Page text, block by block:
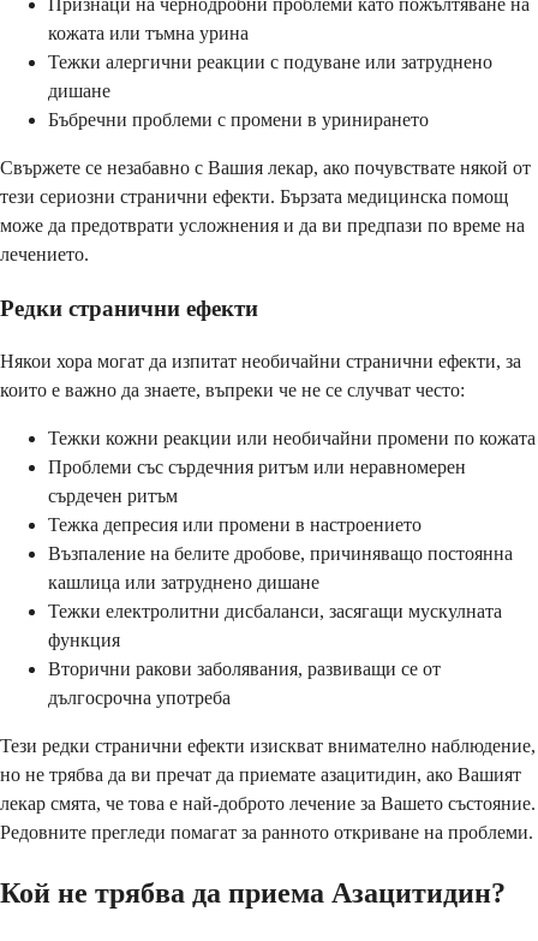
кожата или тъмна урина
Тежки алергични реакции с подуване или затруднено
дишане
Бъбречни проблеми с промени в уринирането
Свържете се незабавно с Вашия лекар, ако почувствате някой от
тези сериозни странични ефекти. Бързата медицинска помощ
може да предотврати усложнения и да ви предпази по време на
лечението.
Редки странични ефекти
Някои хора могат да изпитат необичайни странични ефекти, за
които е важно да знаете, въпреки че не се случват често:
Тежки кожни реакции или необичайни промени по кожата
Проблеми със сърдечния ритъм или неравномерен
сърдечен ритъм
Тежка депресия или промени в настроението
Възпаление на белите дробове, причиняващо постоянна
кашлица или затруднено дишане
Тежки електролитни дисбаланси, засягащи мускулната
функция
Вторични ракови заболявания, развиващи се от
дългосрочна употреба
Тези редки странични ефекти изискват внимателно наблюдение,
но не трябва да ви пречат да приемате азацитидин, ако Вашият
лекар смята, че това е най-доброто лечение за Вашето състояние.
Редовните прегледи помагат за ранното откриване на проблеми.
Кой не трябва да приема Азацитидин?